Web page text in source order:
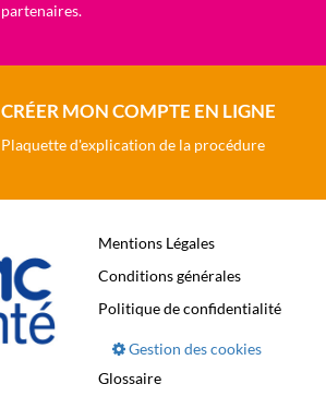
partenaires.
CRÉER MON COMPTE EN LIGNE
Plaquette d'explication de la procédure
Mentions Légales
Conditions générales
Politique de confidentialité
Gestion des cookies
Glossaire